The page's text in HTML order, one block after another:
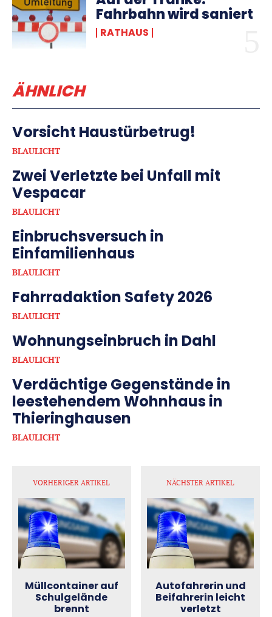
Fahrbahn wird saniert
RATHAUS
ÄHNLICH
Vorsicht Haustürbetrug!
BLAULICHT
Zwei Verletzte bei Unfall mit
Vespacar
BLAULICHT
Einbruchsversuch in
Einfamilienhaus
BLAULICHT
Fahrradaktion Safety 2026
BLAULICHT
Wohnungseinbruch in Dahl
BLAULICHT
Verdächtige Gegenstände in
leestehendem Wohnhaus in
Thieringhausen
BLAULICHT
VORHERIGER ARTIKEL
Müllcontainer auf
Schulgelände
brennt
NÄCHSTER ARTIKEL
Autofahrerin und
Beifahrerin leicht
verletzt